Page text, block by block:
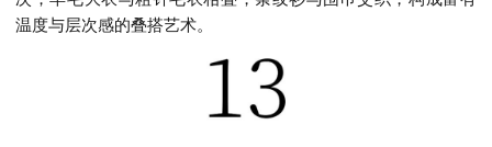
温度与层次感的叠搭艺术。